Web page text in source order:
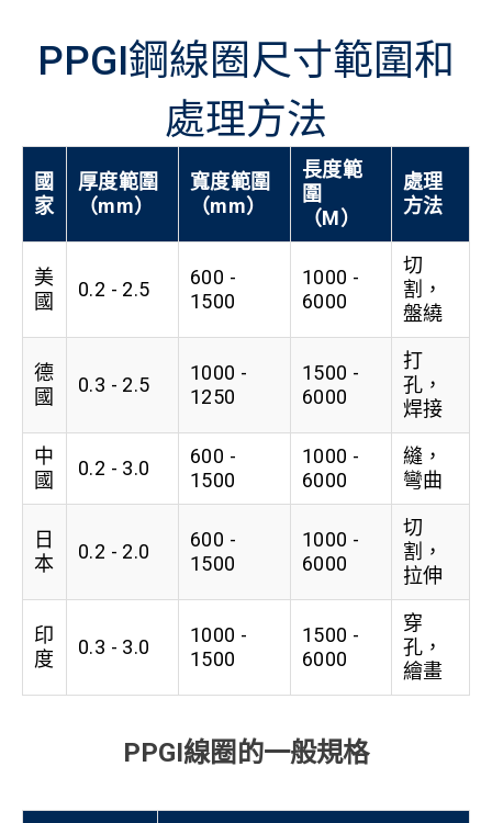
PPGI鋼線圈尺寸範圍和
處理方法
國
家
厚度範圍
（mm）
寬度範圍
（mm）
長度範
圍
（M）
處理
方法
美
國
0.2 - 2.5
600 -
1500
1000 -
6000
切
割，
盤繞
德
國
0.3 - 2.5
1000 -
1250
1500 -
6000
打
孔，
焊接
中
國
0.2 - 3.0
600 -
1500
1000 -
6000
縫，
彎曲
日
本
0.2 - 2.0
600 -
1500
1000 -
6000
切
割，
拉伸
印
度
0.3 - 3.0
1000 -
1500
1500 -
6000
穿
孔，
繪畫
PPGI線圈的一般規格